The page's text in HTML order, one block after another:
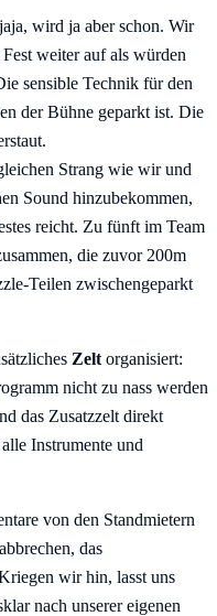
wird ja aber schon. Wir
weiter auf als würden
sensible Technik für den
der Bühne geparkt ist. Die
Strang wie wir und
Sound hinzubekommen,
reicht. Zu fünft im Team
die zuvor 200m
Teilen zwischengeparkt
Zelt organisiert:
nicht zu nass werden
das Zusatzzelt direkt
Instrumente und
von den Standmietern
das
wir hin, lasst uns
nach unserer eigenen